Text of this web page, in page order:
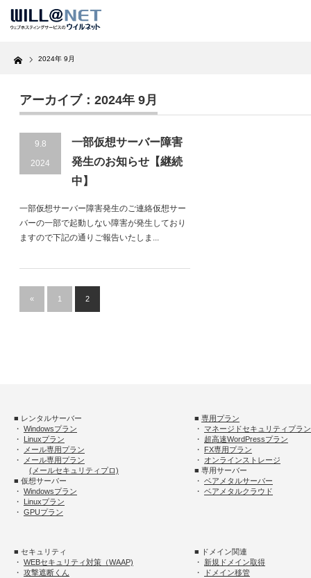
Home 2024年 9月
アーカイブ：2024年 9月
9.8
2024
一部仮想サーバー障害
発生のお知らせ【継続
中】
一部仮想サーバー障害発生のご連絡仮想サー
バーの一部で起動しない障害が発生しており
ますので下記の通りご報告いたしま...
« 1 2
■ レンタルサーバー ■ 専用プラン
・ Windowsプラン ・ マネージドセキュリティプラン
・ Linuxプラン ・ 超高速WordPressプラン
・
メール専用プラン ・ FX専用プラン
・
メール専用プラン ・ オンラインストレージ
(メールセキュリティプロ)
■ 専用サーバー
■ 仮想サーバー
・ ベアメタルサーバー
・ Windowsプラン ・ ベアメタルクラウド
・ Linuxプラン
・ GPUプラン
■ セキュリティ
■ ドメイン関連
・ WEBセキュリティ対策（WAAP) ・ 新規ドメイン取得
・ 攻撃遮断くん ・
ドメイン移管